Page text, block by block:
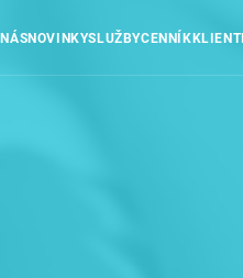
NOVINKYSLUŽBYCENNÍK KLIENTI